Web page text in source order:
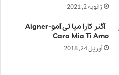
ژانویه 2, 2021
آگنر کارا میا تی آمو-Aigner
Cara Mia Ti Amo
آوریل 24, 2018